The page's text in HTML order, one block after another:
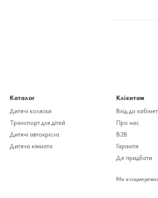
Каталог
Дитячі коляски
Транспорт для дітей
Дитячі автокрісла
Дитяча кімната
Клієнтам
Вхід до
Про нас
B2B
Гарантія
Де придбати
Ми в